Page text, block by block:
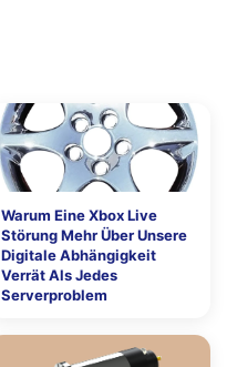
Warum Eine Xbox Live
Störung Mehr Über Unsere
Digitale Abhängigkeit
Verrät Als Jedes
Serverproblem